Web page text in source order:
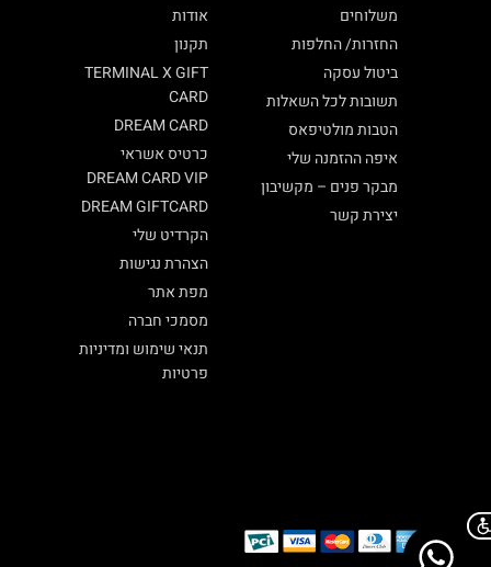
אודות
תקנון
TERMINAL X GIFT
CARD
DREAM CARD
כרטיס אשראי
DREAM CARD VIP
DREAM GIFTCARD
הקרדיט שלי
הצהרת נגישות
מפת אתר
מסמכי חברה
תנאי שימוש ומדיניות
פרטיות
משלוחים
החזרות/ החלפות
ביטול עסקה
תשובות לכל השאלות
הטבות מולטיפאס
איפה ההזמנה שלי
מבקר פנים – מקשיבון
יצירת קשר